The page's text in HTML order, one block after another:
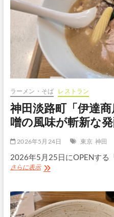
ざ
わ」
再
レ
ビ
ュ
ー
｜
値
上
が
り
し
も
満
足
度
い
天
ラーメン・そば レストラン
神田淡路町「伊達
噌の風味が斬新な
2026年5月24日 東京 神田
2026年5月25日にOPENする
さらに表示神
路
町
「伊